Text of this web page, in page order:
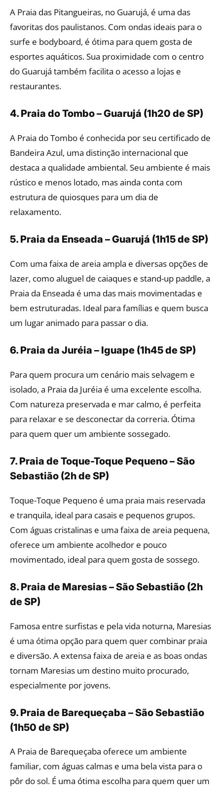
A Praia das Pitangueiras, no Guarujá, é uma das
favoritas dos paulistanos. Com ondas ideais para o
surfe e bodyboard, é ótima para quem gosta de
esportes aquáticos. Sua proximidade com o centro
do Guarujá também facilita o acesso a lojas e
restaurantes.
4. Praia do Tombo – Guarujá (1h20 de SP)
A Praia do Tombo é conhecida por seu certificado de
Bandeira Azul, uma distinção internacional que
destaca a qualidade ambiental. Seu ambiente é mais
rústico e menos lotado, mas ainda conta com
estrutura de quiosques para um dia de
relaxamento.
5. Praia da Enseada – Guarujá (1h15 de SP)
Com uma faixa de areia ampla e diversas opções de
lazer, como aluguel de caiaques e stand-up paddle, a
Praia da Enseada é uma das mais movimentadas e
bem estruturadas. Ideal para famílias e quem busca
um lugar animado para passar o dia.
6. Praia da Juréia – Iguape (1h45 de SP)
Para quem procura um cenário mais selvagem e
isolado, a Praia da Juréia é uma excelente escolha.
Com natureza preservada e mar calmo, é perfeita
para relaxar e se desconectar da correria. Ótima
para quem quer um ambiente sossegado.
7. Praia de Toque-Toque Pequeno – São
Sebastião (2h de SP)
Toque-Toque Pequeno é uma praia mais reservada
e tranquila, ideal para casais e pequenos grupos.
Com águas cristalinas e uma faixa de areia pequena,
oferece um ambiente acolhedor e pouco
movimentado, ideal para quem gosta de sossego.
8. Praia de Maresias – São Sebastião (2h
de SP)
Famosa entre surfistas e pela vida noturna, Maresias
é uma ótima opção para quem quer combinar praia
e diversão. A extensa faixa de areia e as boas ondas
tornam Maresias um destino muito procurado,
especialmente por jovens.
9. Praia de Barequeçaba – São Sebastião
(1h50 de SP)
A Praia de Barequeçaba oferece um ambiente
familiar, com águas calmas e uma bela vista para o
pôr do sol. É uma ótima escolha para quem quer um